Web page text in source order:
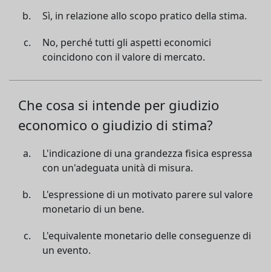
Sì, in relazione allo scopo pratico della stima.
No, perché tutti gli aspetti economici
coincidono con il valore di mercato.
Che cosa si intende per giudizio
economico o giudizio di stima?
L'indicazione di una grandezza fisica espressa
con un'adeguata unità di misura.
L'espressione di un motivato parere sul valore
monetario di un bene.
L'equivalente monetario delle conseguenze di
un evento.